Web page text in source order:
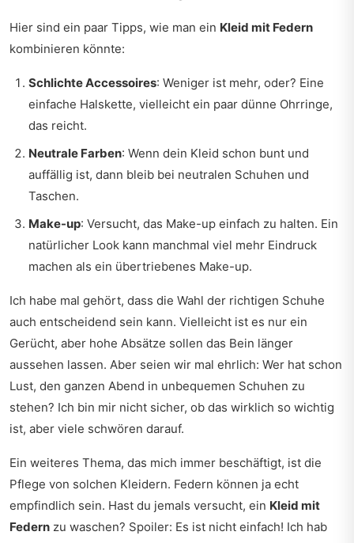
Hier sind ein paar Tipps, wie man ein Kleid mit Federn
kombinieren könnte:
Schlichte Accessoires: Weniger ist mehr, oder? Eine
einfache Halskette, vielleicht ein paar dünne Ohrringe,
das reicht.
Neutrale Farben: Wenn dein Kleid schon bunt und
auffällig ist, dann bleib bei neutralen Schuhen und
Taschen.
Make-up: Versucht, das Make-up einfach zu halten. Ein
natürlicher Look kann manchmal viel mehr Eindruck
machen als ein übertriebenes Make-up.
Ich habe mal gehört, dass die Wahl der richtigen Schuhe
auch entscheidend sein kann. Vielleicht ist es nur ein
Gerücht, aber hohe Absätze sollen das Bein länger
aussehen lassen. Aber seien wir mal ehrlich: Wer hat schon
Lust, den ganzen Abend in unbequemen Schuhen zu
stehen? Ich bin mir nicht sicher, ob das wirklich so wichtig
ist, aber viele schwören darauf.
Ein weiteres Thema, das mich immer beschäftigt, ist die
Pflege von solchen Kleidern. Federn können ja echt
empfindlich sein. Hast du jemals versucht, ein Kleid mit
Federn zu waschen? Spoiler: Es ist nicht einfach! Ich hab